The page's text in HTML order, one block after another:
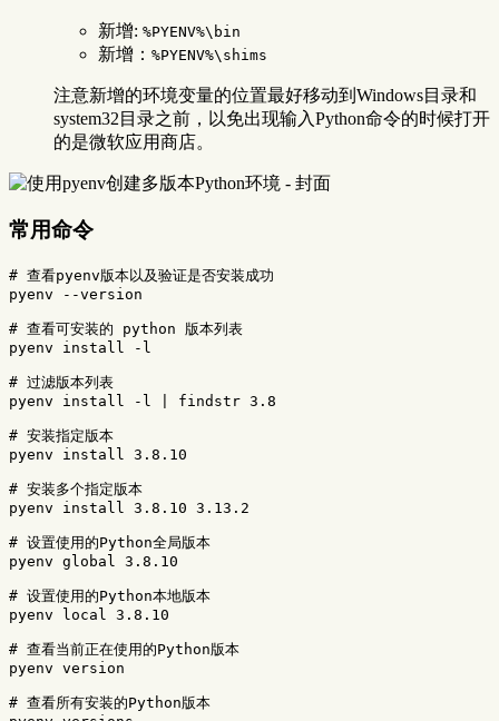
新增: %PYENV%\bin
新增： %PYENV%\shims
注意新增的环境变量的位置最好移动到Windows目录和
system32目录之前，以免出现输入Python命令的时候打开
的是微软应用商店。
常用命令
# 查看pyenv版本以及验证是否安装成功
pyenv
--version
# 查看可安装的 python 版本列表
pyenv install -l
# 过滤版本列表
pyenv install -l | findstr 3.8
# 安装指定版本
pyenv install 3.8.10
# 安装多个指定版本
pyenv install 3.8.10 3.13.2
# 设置使用的Python全局版本
pyenv global 3.8.10
# 设置使用的Python本地版本
pyenv
local 3.8.10
# 查看当前正在使用的Python版本
pyenv version
# 查看所有安装的Python版本